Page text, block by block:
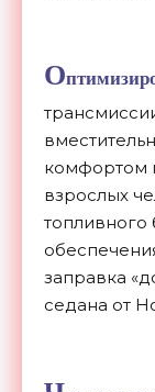
О
комфортом
взрослых
топливного
заправка
седана от